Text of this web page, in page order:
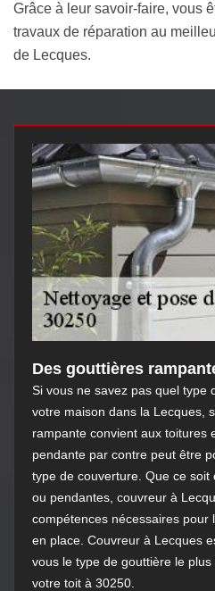
Grâce à leur savoir-faire, vous
travaux de réparation au
de Lecques.
Des gouttières
Si vous ne savez pas quel type
votre maison dans la Lecques,
rampante convient aux toitures
pendante par contre peut être
type de couverture. Que ce
ou pendantes, couvreur à
compétences nécessaires pour
en place. Couvreur à Lecques
vous le type de gouttière le
votre toit à 30250.